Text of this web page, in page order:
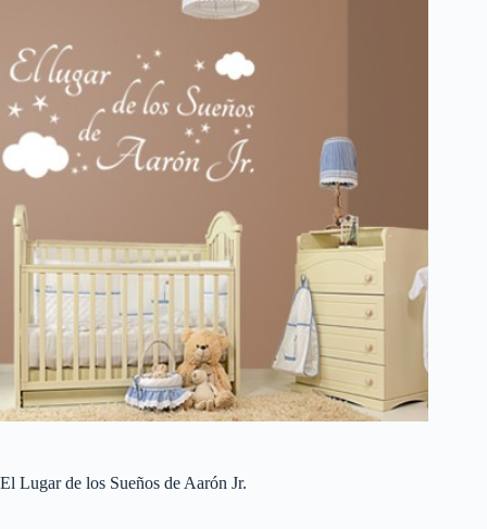
El Lugar de los Sueños de Aarón Jr.